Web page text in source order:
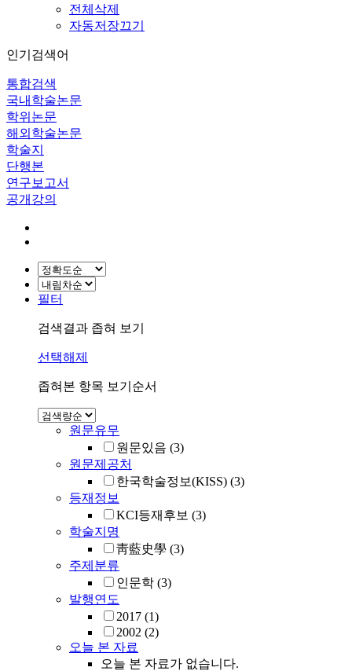
전체삭제
자동저장끄기
인기검색어
통합검색
국내학술논문
학위논문
해외학술논문
학술지
단행본
연구보고서
공개강의
필터
검색결과 좁혀 보기
선택해제
좁혀본 항목 보기순서
원문유무
원문있음 (3)
원문제공처
한국학술정보(KISS) (3)
등재정보
KCI등재후보 (3)
학술지명
靑藍史學 (3)
주제분류
인문학 (3)
발행연도
2017 (1)
2002 (2)
오늘 본 자료
오늘 본 자료가 없습니다.